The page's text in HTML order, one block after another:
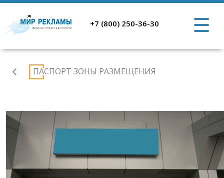
+7 (800) 250-36-30
Аэропорт
Иркутск
ПАСПОРТ ЗОНЫ РАЗМЕЩЕНИЯ